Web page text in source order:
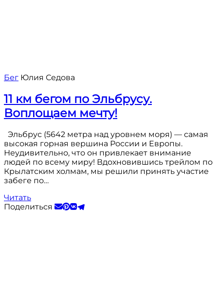
Бег Юлия Седова
11 км бегом по Эльбрусу.
Воплощаем мечту!
Эльбрус (5642 метра над уровнем моря) — самая
высокая горная вершина России и Европы.
Неудивительно, что он привлекает внимание
людей по всему миру! Вдохновившись трейлом по
Крылатским холмам, мы решили принять участие
забеге по…
Читать
Поделиться